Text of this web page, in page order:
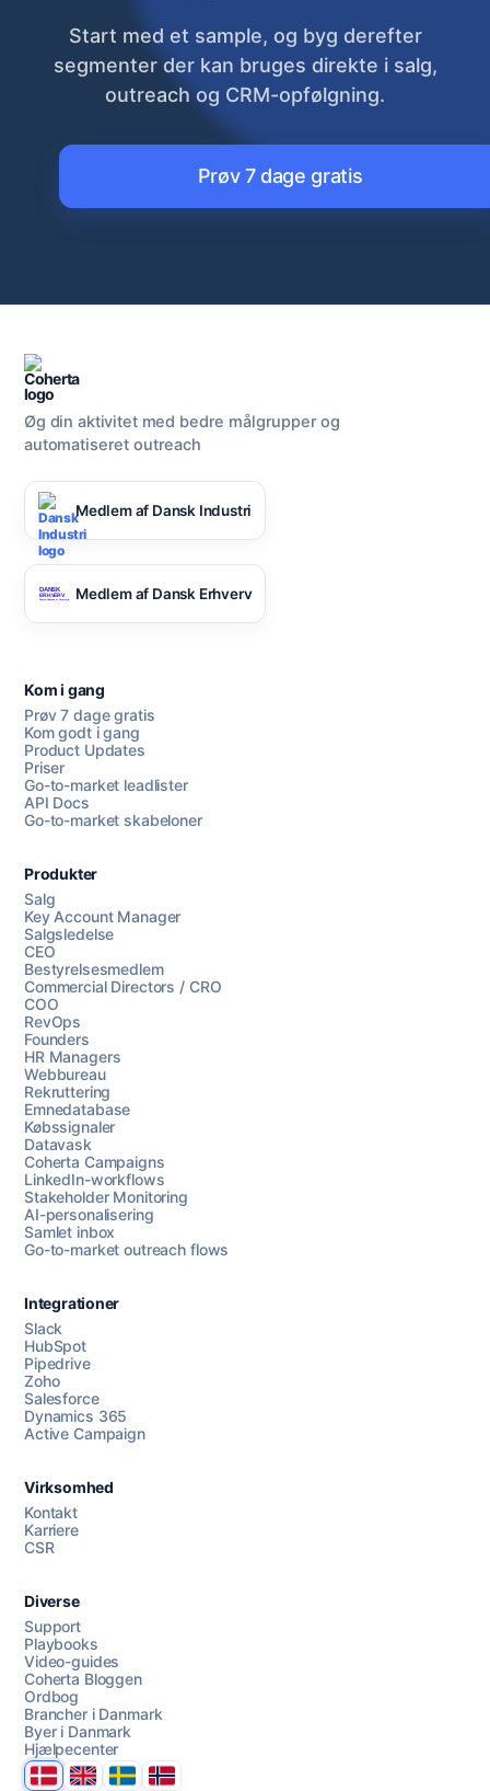
Start med et sample, og byg derefter
segmenter der kan bruges direkte i salg,
outreach og CRM-opfølgning.
Prøv 7 dage gratis
Chat med os
AI Campaign Assist
Øg din aktivitet med bedre målgrupper og
automatiseret outreach
Medlem af Dansk Industri
Medlem af Dansk Erhverv
Kom i gang
Prøv 7 dage gratis
Kom godt i gang
Product Updates
Priser
Go-to-market leadlister
API Docs
Go-to-market skabeloner
Produkter
Salg
Key Account Manager
Salgsledelse
CEO
Bestyrelsesmedlem
Commercial Directors / CRO
COO
RevOps
Founders
HR Managers
Webbureau
Rekruttering
Emnedatabase
Købssignaler
Datavask
Coherta Campaigns
LinkedIn-workflows
Stakeholder Monitoring
AI-personalisering
Samlet inbox
Go-to-market outreach flows
Integrationer
Slack
HubSpot
Pipedrive
Zoho
Salesforce
Dynamics 365
Active Campaign
Virksomhed
Kontakt
Karriere
CSR
Diverse
Support
Playbooks
Video-guides
Coherta Bloggen
Ordbog
Brancher i Danmark
Byer i Danmark
Hjælpecenter
DanmarkUnited Kingdom
SverigeNorge